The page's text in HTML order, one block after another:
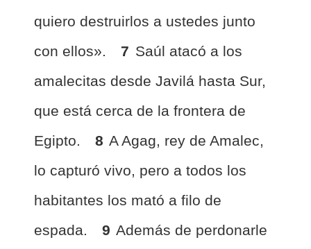
quiero destruirlos a ustedes junto
con ellos».
7 Saúl atacó a los
amalecitas desde Javilá hasta Sur,
que está cerca de la frontera de
Egipto.
8 A Agag, rey de Amalec,
lo capturó vivo, pero a todos los
habitantes los mató a filo de
espada.
9 Además de perdonarle